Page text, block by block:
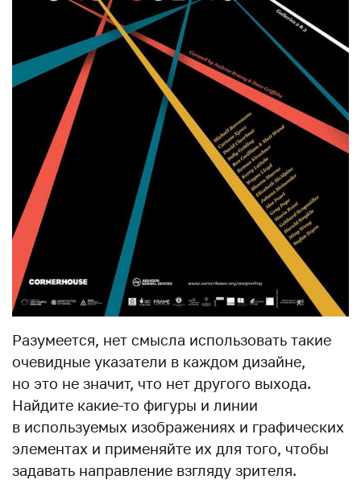
Разумеется, нет смысла использовать такие
очевидные указатели в каждом дизайне,
но это не значит, что нет другого выхода.
Найдите какие-то фигуры и линии
в используемых изображениях и графических
элементах и применяйте их для того, чтобы
задавать направление взгляду зрителя.